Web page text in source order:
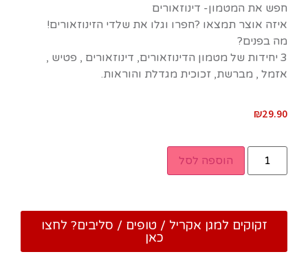
חפש את המטמון- דינוזאורים
איזה אוצר תמצאו ?חפרו וגלו את שלדי הזינוזאורים!
מה בפנים?
3 יחידות של מטמון הדינוזאורים, דינוזאורים , פטיש ,
אזמל , מברשת, זכוכית מגדלת והוראות.
₪29.90
הוספה לסל
זקוקים למגן אקריל / טופים / סליבים? לחצו
כאן